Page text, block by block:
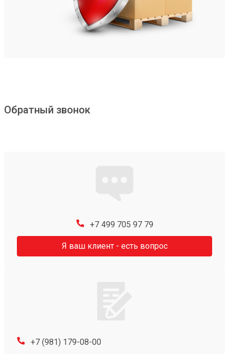
Обратный звонок
+7 499 705 97 79
Я ваш клиент - есть вопрос
+7 (981) 179-08-00